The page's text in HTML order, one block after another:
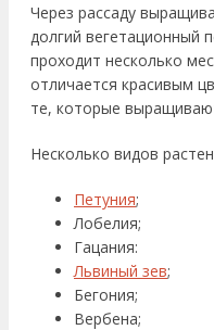
Через рассаду
долгий вегетационный
проходит несколько
отличается красивым
те, которые
Несколько видов
Петуния;
Лобелия;
Гацания:
Львиный зев;
Бегония;
Вербена;